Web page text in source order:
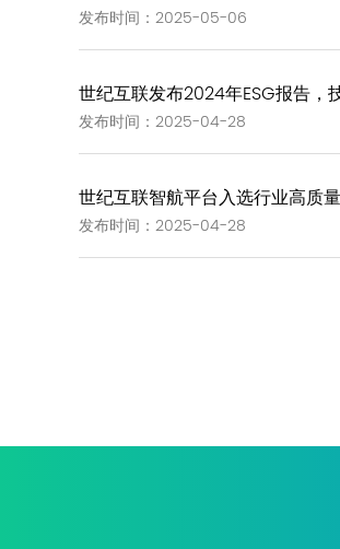
发布时间：2025-05-06
世纪互联发布2024年ESG报告，
发布时间：2025-04-28
世纪互联智航平台入选行业高质
发布时间：2025-04-28